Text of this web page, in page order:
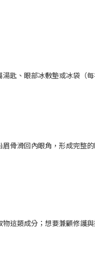
匙、眼部冰敷墊或冰袋（
骨滑回內眼角，形成完整
這類成分；想要兼顧修